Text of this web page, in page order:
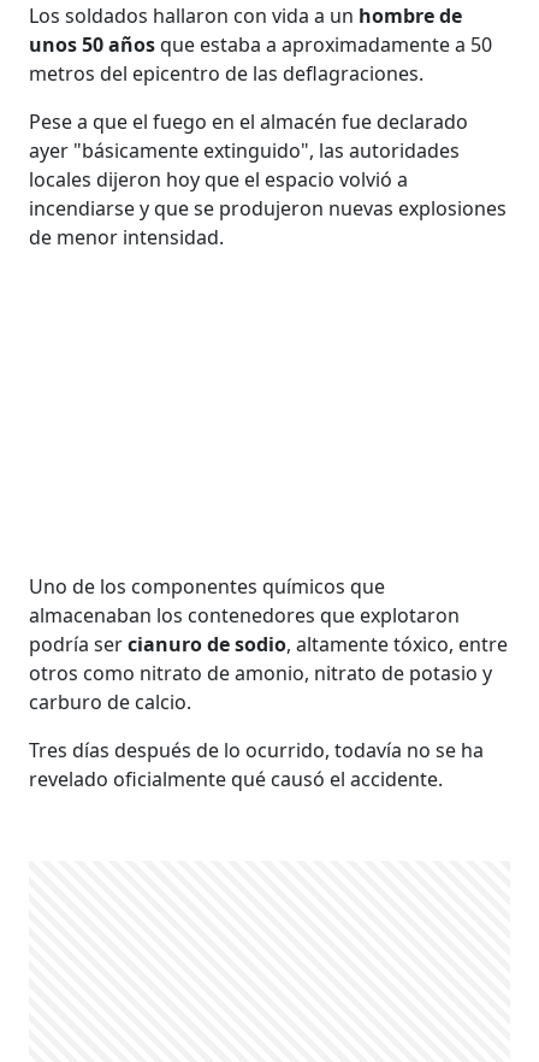
Los soldados hallaron con vida a un hombre de
unos 50 añosque estaba a aproximadamente a 50
metros del epicentro de las deflagraciones.
Pese a que el fuego en el almacén fue declarado
ayer "básicamente extinguido", las autoridades
locales dijeron hoy que el espacio volvió a
incendiarse y que se produjeron nuevas explosiones
de menor intensidad.
Uno de los componentes químicos que
almacenaban los contenedores que explotaron
podría sercianuro de sodio, altamente tóxico, entre
otros como nitrato de amonio, nitrato de potasio y
carburo de calcio.
Tres días después de lo ocurrido, todavía no se ha
revelado oficialmente qué causó el accidente.